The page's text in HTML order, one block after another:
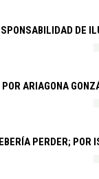
DE
POR ARIAGONA
PERDER; POR